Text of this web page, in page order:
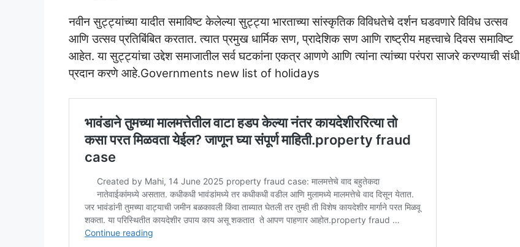
नवीन सुट्ट्यांच्या यादीत समाविष्ट केलेल्या सुट्ट्या भारताच्या सांस्कृतिक विविधतेचे दर्शन घडवणारे विविध उत्सव
आणि उत्सव प्रतिबिंबित करतात. त्यात प्रमुख धार्मिक सण, प्रादेशिक सण आणि राष्ट्रीय महत्त्वाचे दिवस समाविष्ट
आहेत. या सुट्ट्यांचा उद्देश समाजातील सर्व घटकांना एकत्र आणणे आणि त्यांना त्यांच्या परंपरा साजरे करण्याची संधी
प्रदान करणे आहे.Governments new list of holidays